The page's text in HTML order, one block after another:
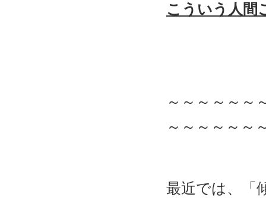
こういう人間
～～～～～～
～～～～～～
最近では、「